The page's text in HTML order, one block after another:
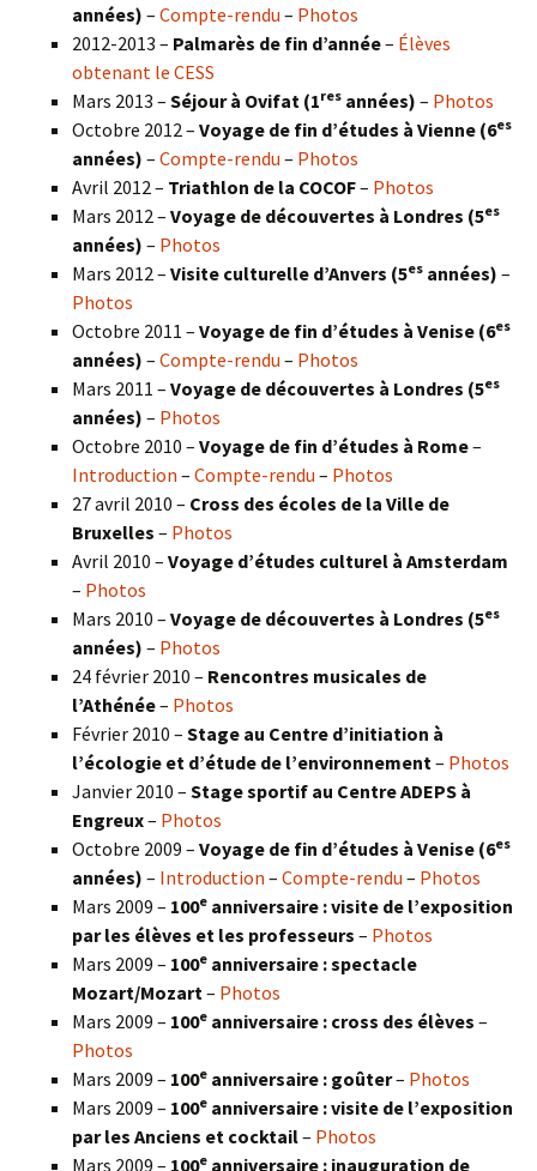
années) – Compte-rendu – Photos
2012-2013 – Palmarès de fin d’année– Élèves
obtenant le CESS
Mars 2013 – Séjour à Ovifat (1res années) – Photos
Octobre 2012 – Voyage de fin d’études à Vienne (6es
années) – Compte-rendu – Photos
Avril 2012 – Triathlon de la COCOF– Photos
Mars 2012 – Voyage de découvertes à Londres (5es
années) – Photos
Mars 2012 – Visite culturelle d’Anvers (5es années) –
Photos
Octobre 2011 – Voyage de fin d’études à Venise (6es
années) – Compte-rendu – Photos
Mars 2011 – Voyage de découvertes à Londres (5es
années) – Photos
Octobre 2010 – Voyage de fin d’études à Rome–
Introduction – Compte-rendu – Photos
27 avril 2010 – Cross des écoles de la Ville de
Bruxelles – Photos
Avril 2010 – Voyage d’études culturel à Amsterdam
– Photos
Mars 2010 – Voyage de découvertes à Londres (5es
années) – Photos
24 février 2010 – Rencontres musicales de
l’Athénée– Photos
Février 2010 – Stage au Centre d’initiation à
l’écologie et d’étude de l’environnement – Photos
Janvier 2010 – Stage sportif au Centre ADEPS à
Engreux– Photos
Octobre 2009 – Voyage de fin d’études à Venise (6es
années) – Introduction – Compte-rendu – Photos
Mars 2009 – 100e anniversaire : visite de l’exposition
par les élèves et les professeurs – Photos
Mars 2009 – 100e anniversaire : spectacle
Mozart/Mozart – Photos
Mars 2009 – 100e anniversaire : cross des élèves –
Photos
Mars 2009 – 100e anniversaire : goûter– Photos
Mars 2009 – 100e anniversaire : visite de l’exposition
par les Anciens et cocktail– Photos
Mars 2009 – 100e anniversaire : inauguration de